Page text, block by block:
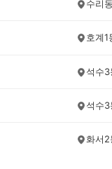
수리동
호계1
석수3
석수3
화서2